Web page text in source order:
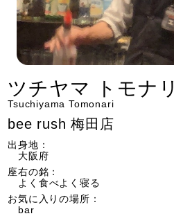
ツチヤマ トモナリ
Tsuchiyama Tomonari
bee rush 梅田店
出身地：
大阪府
座右の銘：
よく食べよく寝る
お気に入りの場所：
bar